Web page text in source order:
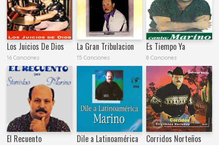
Los Juicios De Dios
16 Canciones
La Gran Tribulacion
15 Canciones
Es Tiempo Ya
8 Canciones
El Recuento Dile a Latinoamérica Corridos Norteños